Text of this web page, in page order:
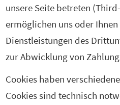
unsere Seite betreten
ermöglichen uns oder
Dienstleistungen des
zur Abwicklung von
Cookies haben
Cookies sind technisch